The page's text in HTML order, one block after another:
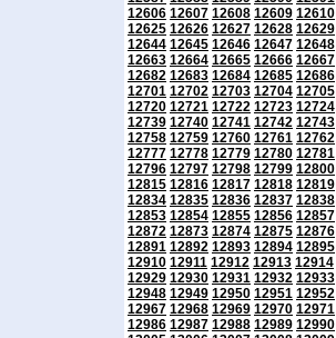
12606 12607 12608 12609 12610
12625 12626 12627 12628 12629
12644 12645 12646 12647 12648
12663 12664 12665 12666 12667
12682 12683 12684 12685 12686
12701 12702 12703 12704 12705
12720 12721 12722 12723 12724
12739 12740 12741 12742 12743
12758 12759 12760 12761 12762
12777 12778 12779 12780 12781
12796 12797 12798 12799 12800
12815 12816 12817 12818 12819
12834 12835 12836 12837 12838
12853 12854 12855 12856 12857
12872 12873 12874 12875 12876
12891 12892 12893 12894 12895
12910 12911 12912 12913 12914
12929 12930 12931 12932 12933
12948 12949 12950 12951 12952
12967 12968 12969 12970 12971
12986 12987 12988 12989 12990